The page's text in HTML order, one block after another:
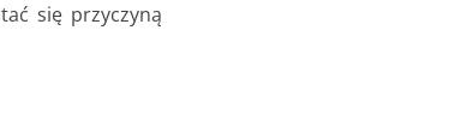
się przyczyną